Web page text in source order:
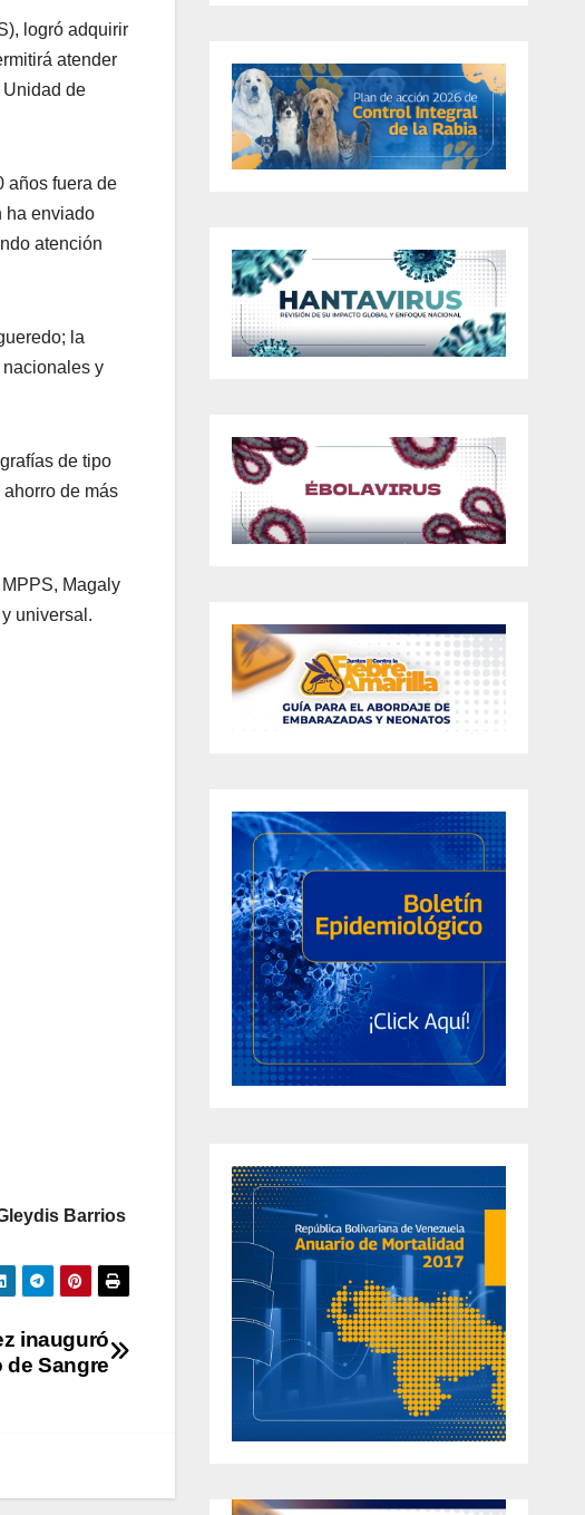
logró adquirir
atender
de
años fuera de
ha enviado
atención
la
y
de tipo
de más
Magaly
universal.
Barrios
inauguró
de Sangre